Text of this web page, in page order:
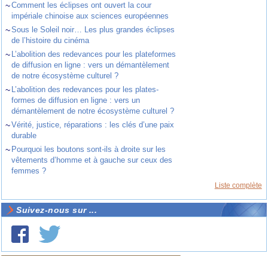
~Comment les éclipses ont ouvert la cour
impériale chinoise aux sciences européennes
~Sous le Soleil noir… Les plus grandes éclipses
de l’histoire du cinéma
~ L’abolition des redevances pour les plateformes
de diffusion en ligne : vers un démantèlement
de notre écosystème culturel ?
~ L’abolition des redevances pour les plates-
formes de diffusion en ligne : vers un
démantèlement de notre écosystème culturel ?
~Vérité, justice, réparations : les clés d’une paix
durable
~ Pourquoi les boutons sont-ils à droite sur les
vêtements d’homme et à gauche sur ceux des
femmes ?
Liste complète
Suivez-nous sur ...